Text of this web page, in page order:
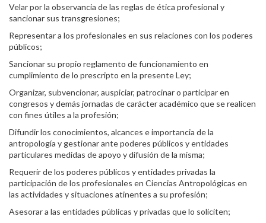
Velar por la observancia de las reglas de ética profesional y
sancionar sus transgresiones;
Representar a los profesionales en sus relaciones con los poderes
públicos;
Sancionar su propio reglamento de funcionamiento en
cumplimiento de lo prescripto en la presente Ley;
Organizar, subvencionar, auspiciar, patrocinar o participar en
congresos y demás jornadas de carácter académico que se realicen
con fines útiles a la profesión;
Difundir los conocimientos, alcances e importancia de la
antropología y gestionar ante poderes públicos y entidades
particulares medidas de apoyo y difusión de la misma;
Requerir de los poderes públicos y entidades privadas la
participación de los profesionales en Ciencias Antropológicas en
las actividades y situaciones atinentes a su profesión;
Asesorar a las entidades públicas y privadas que lo soliciten;